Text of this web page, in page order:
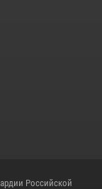
Российской